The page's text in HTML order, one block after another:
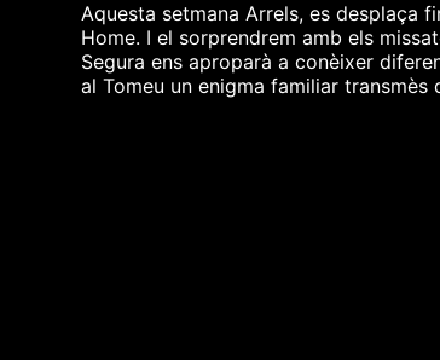
Aquesta setmana Arrels, es desplaça
Home. I el sorprendrem amb els
Segura ens aproparà a conèixer
al Tomeu un enigma familiar